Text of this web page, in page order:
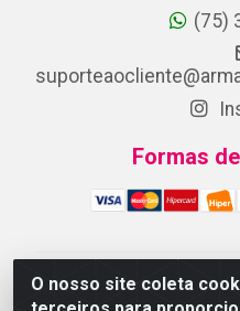
O nosso site coleta
(75)
Formas
ARMAZEM DOS